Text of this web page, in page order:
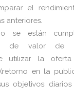
el
anteriores.
se están
de valor de
utilizar la
en la
objetivos diarios